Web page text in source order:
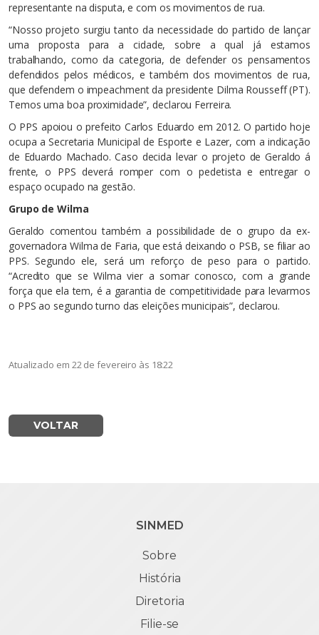
representante na disputa, e com os movimentos de rua.
“Nosso projeto surgiu tanto da necessidade do partido de lançar
uma proposta para a cidade, sobre a qual já estamos
trabalhando, como da categoria, de defender os pensamentos
defendidos pelos médicos, e também dos movimentos de rua,
que defendem o impeachment da presidente Dilma Rousseff (PT).
Temos uma boa proximidade”, declarou Ferreira.
O PPS apoiou o prefeito Carlos Eduardo em 2012. O partido hoje
ocupa a Secretaria Municipal de Esporte e Lazer, com a indicação
de Eduardo Machado. Caso decida levar o projeto de Geraldo á
frente, o PPS deverá romper com o pedetista e entregar o
espaço ocupado na gestão.
Grupo de Wilma
Geraldo comentou também a possibilidade de o grupo da ex-
governadora Wilma de Faria, que está deixando o PSB, se filiar ao
PPS. Segundo ele, será um reforço de peso para o partido.
“Acredito que se Wilma vier a somar conosco, com a grande
força que ela tem, é a garantia de competitividade para levarmos
o PPS ao segundo turno das eleições municipais”, declarou.
Atualizado em 22 de fevereiro às 18:22
VOLTAR
SINMED
Sobre
História
Diretoria
Filie-se